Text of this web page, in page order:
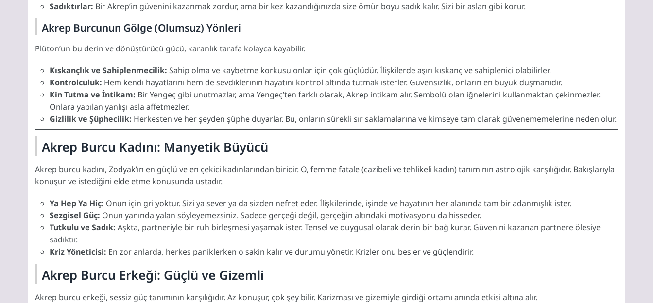
Sadıktırlar: Bir Akrep’in güvenini kazanmak zordur, ama bir kez kazandığınızda size ömür boyu sadık kalır. Sizi bir aslan gibi korur.
Akrep Burcunun Gölge (Olumsuz) Yönleri
Plüton’un bu derin ve dönüştürücü gücü, karanlık tarafa kolayca kayabilir.
Kıskançlık ve Sahiplenmecilik: Sahip olma ve kaybetme korkusu onlar için çok güçlüdür. İlişkilerde aşırı kıskanç ve sahiplenici olabilirler.
Kontrolcülük: Hem kendi hayatlarını hem de sevdiklerinin hayatını kontrol altında tutmak isterler. Güvensizlik, onların en büyük düşmanıdır.
Kin Tutma ve İntikam: Bir Yengeç gibi unutmazlar, ama Yengeç’ten farklı olarak, Akrep intikam alır. Sembolü olan iğnelerini kullanmaktan çekinmezler.
Onlara yapılan yanlışı asla affetmezler.
Gizlilik ve Şüphecilik: Herkesten ve her şeyden şüphe duyarlar. Bu, onların sürekli sır saklamalarına ve kimseye tam olarak güvenememelerine neden olur.
Akrep Burcu Kadını: Manyetik Büyücü
Akrep burcu kadını, Zodyak’ın en güçlü ve en çekici kadınlarından biridir. O, femme fatale (cazibeli ve tehlikeli kadın) tanımının astrolojik karşılığıdır. Bakışlarıyla
konuşur ve istediğini elde etme konusunda ustadır.
Ya Hep Ya Hiç: Onun için gri yoktur. Sizi ya sever ya da sizden nefret eder. İlişkilerinde, işinde ve hayatının her alanında tam bir adanmışlık ister.
Sezgisel Güç: Onun yanında yalan söyleyemezsiniz. Sadece gerçeği değil, gerçeğin altındaki motivasyonu da hisseder.
Tutkulu ve Sadık: Aşkta, partneriyle bir ruh birleşmesi yaşamak ister. Tensel ve duygusal olarak derin bir bağ kurar. Güvenini kazanan partnere ölesiye
sadıktır.
Kriz Yöneticisi: En zor anlarda, herkes paniklerken o sakin kalır ve durumu yönetir. Krizler onu besler ve güçlendirir.
Akrep Burcu Erkeği: Güçlü ve Gizemli
Akrep burcu erkeği, sessiz güç tanımının karşılığıdır. Az konuşur, çok şey bilir. Karizması ve gizemiyle girdiği ortamı anında etkisi altına alır.